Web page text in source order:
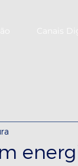
Canais